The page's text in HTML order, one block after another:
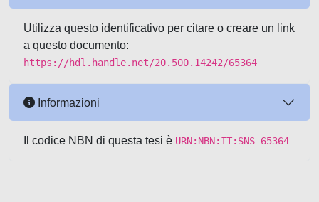
Utilizza questo identificativo per citare o creare un link
a questo documento:
https://hdl.handle.net/20.500.14242/65364
Informazioni
Il codice NBN di questa tesi è URN:NBN:IT:SNS-65364